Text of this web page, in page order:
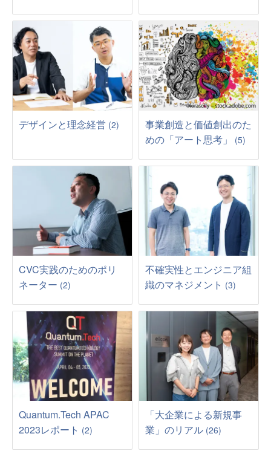
デザインと理念経営 (2)
事業創造と価値創出のた
めの「アート思考」
(5)
CVC実践のためのポリ
ネーター (2)
不確実性とエンジニア組
織のマネジメント (3)
Quantum.Tech APAC
2023レポート (2)
「大企業による新規事
業」のリアル (26)